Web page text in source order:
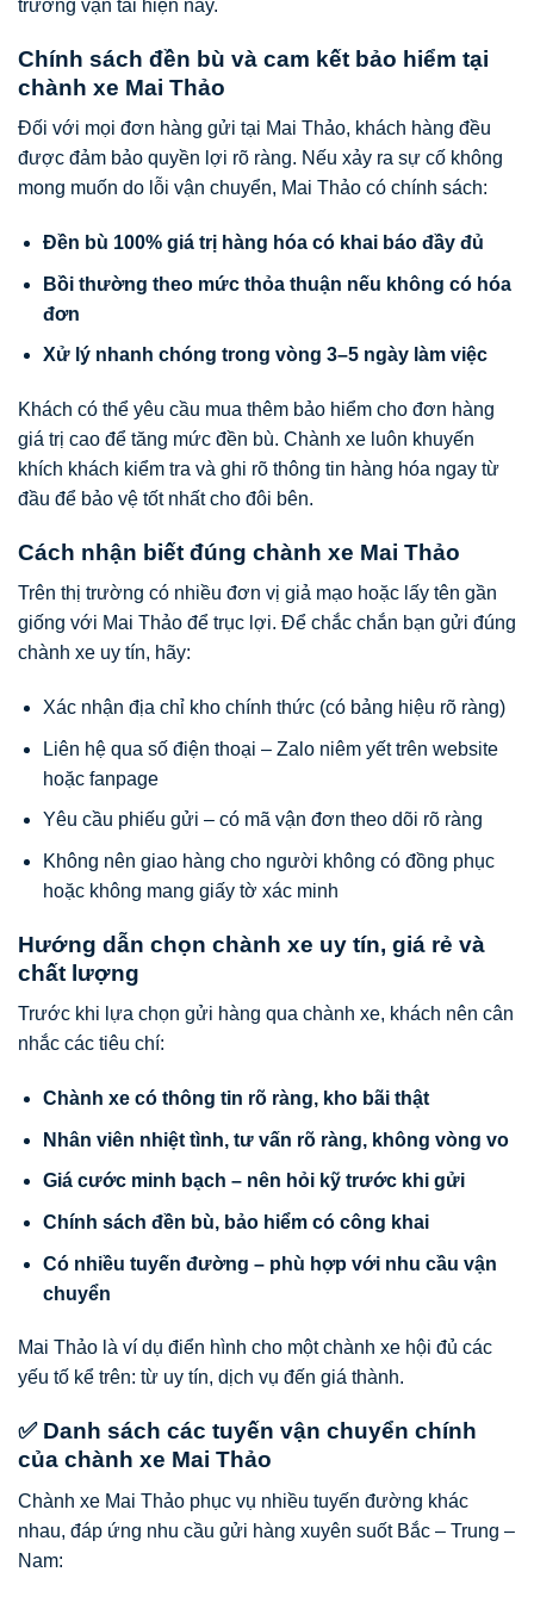
trường vận tải hiện nay.
Chính sách đền bù và cam kết bảo hiểm tại
chành xe Mai Thảo
Đối với mọi đơn hàng gửi tại Mai Thảo, khách hàng đều
được đảm bảo quyền lợi rõ ràng. Nếu xảy ra sự cố không
mong muốn do lỗi vận chuyển, Mai Thảo có chính sách:
Đền bù 100% giá trị hàng hóa có khai báo đầy đủ
Bồi thường theo mức thỏa thuận nếu không có hóa
đơn
Xử lý nhanh chóng trong vòng 3–5 ngày làm việc
Khách có thể yêu cầu mua thêm bảo hiểm cho đơn hàng
giá trị cao để tăng mức đền bù. Chành xe luôn khuyến
khích khách kiểm tra và ghi rõ thông tin hàng hóa ngay từ
đầu để bảo vệ tốt nhất cho đôi bên.
Cách nhận biết đúng chành xe Mai Thảo
Trên thị trường có nhiều đơn vị giả mạo hoặc lấy tên gần
giống với Mai Thảo để trục lợi. Để chắc chắn bạn gửi đúng
chành xe uy tín, hãy:
Xác nhận địa chỉ kho chính thức (có bảng hiệu rõ ràng)
Liên hệ qua số điện thoại – Zalo niêm yết trên website
hoặc fanpage
Yêu cầu phiếu gửi – có mã vận đơn theo dõi rõ ràng
Không nên giao hàng cho người không có đồng phục
hoặc không mang giấy tờ xác minh
Hướng dẫn chọn chành xe uy tín, giá rẻ và
chất lượng
Trước khi lựa chọn gửi hàng qua chành xe, khách nên cân
nhắc các tiêu chí:
Chành xe có thông tin rõ ràng, kho bãi thật
Nhân viên nhiệt tình, tư vấn rõ ràng, không vòng vo
Giá cước minh bạch – nên hỏi kỹ trước khi gửi
Chính sách đền bù, bảo hiểm có công khai
Có nhiều tuyến đường – phù hợp với nhu cầu vận
chuyển
Mai Thảo là ví dụ điển hình cho một chành xe hội đủ các
yếu tố kể trên: từ uy tín, dịch vụ đến giá thành.
✅ Danh sách các tuyến vận chuyển chính
của chành xe Mai Thảo
Chành xe Mai Thảo phục vụ nhiều tuyến đường khác
nhau, đáp ứng nhu cầu gửi hàng xuyên suốt Bắc – Trung –
Nam: